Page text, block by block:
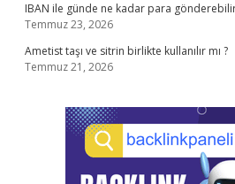
IBAN ile günde ne kadar para
Temmuz 23, 2026
Ametist taşı ve sitrin birlikte kullanılır mı ?
Temmuz 21, 2026